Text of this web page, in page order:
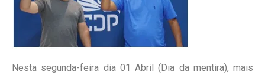
Nesta segunda-feira dia 01 Abril (Dia da mentira), mais